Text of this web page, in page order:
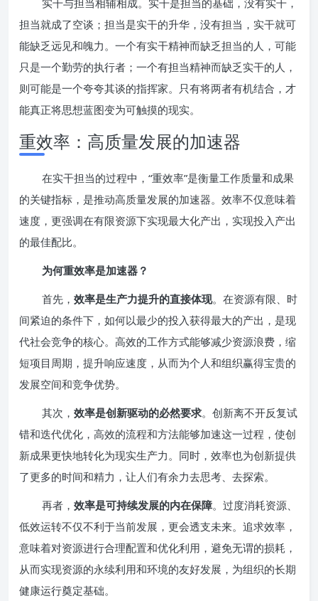
实干与担当相辅相成。实干是担当的基础，没有实干，
担当就成了空谈；担当是实干的升华，没有担当，实干就可
能缺乏远见和魄力。一个有实干精神而缺乏担当的人，可能
只是一个勤劳的执行者；一个有担当精神而缺乏实干的人，
则可能是一个夸夸其谈的指挥家。只有将两者有机结合，才
能真正将思想蓝图变为可触摸的现实。
重效率：高质量发展的加速器
在实干担当的过程中，“重效率”是衡量工作质量和成果
的关键指标，是推动高质量发展的加速器。效率不仅意味着
速度，更强调在有限资源下实现最大化产出，实现投入产出
的最佳配比。
为何重效率是加速器？
首先， 效率是生产力提升的直接体现。在资源有限、时
间紧迫的条件下，如何以最少的投入获得最大的产出，是现
代社会竞争的核心。高效的工作方式能够减少资源浪费，缩
短项目周期，提升响应速度，从而为个人和组织赢得宝贵的
发展空间和竞争优势。
其次， 效率是创新驱动的必然要求。创新离不开反复试
错和迭代优化，高效的流程和方法能够加速这一过程，使创
新成果更快地转化为现实生产力。同时，效率也为创新提供
了更多的时间和精力，让人们有余力去思考、去探索。
再者， 效率是可持续发展的内在保障。过度消耗资源、
低效运转不仅不利于当前发展，更会透支未来。追求效率，
意味着对资源进行合理配置和优化利用，避免无谓的损耗，
从而实现资源的永续利用和环境的友好发展，为组织的长期
健康运行奠定基础。